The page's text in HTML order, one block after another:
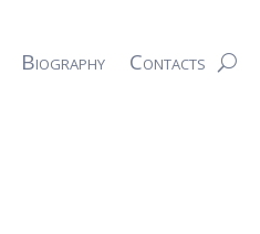
Biography Contacts